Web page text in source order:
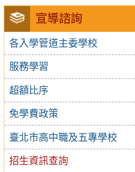
宣導諮詢
各入學管道主委學校
服務學習
超額比序
免學費政策
臺北市高中職及五專學校
招生資訊查詢